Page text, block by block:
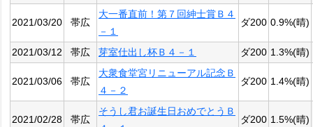
2021/03/20 帯広
大一番直前！第７回紳士賞Ｂ４
－１
ダ200 0.9%(晴)
2021/03/12 帯広 芽室仕出し杯Ｂ４－１ ダ200 1.3%(晴)
2021/03/06 帯広
大衆食堂宮リニューアル記念Ｂ
４－２
ダ200 1.4%(晴)
2021/02/28 帯広
そうし君お誕生日おめでとうＢ
ダ200 1.5%(晴)